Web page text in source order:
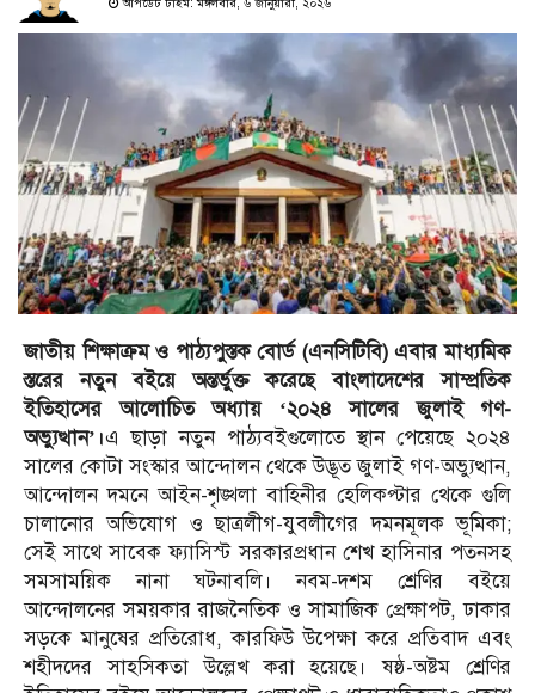
আপডেট টাইম: মঙ্গলবার, ৬ জানুয়ারী, ২০২৬
জাতীয় শিক্ষাক্রম ও পাঠ্যপুস্তক বোর্ড (এনসিটিবি) এবার মাধ্যমিক
স্তরের নতুন বইয়ে অন্তর্ভুক্ত করেছে বাংলাদেশের সাম্প্রতিক
ইতিহাসের আলোচিত অধ্যায় ‘২০২৪ সালের জুলাই গণ-
অভ্যুত্থান’।এ ছাড়া নতুন পাঠ্যবইগুলোতে স্থান পেয়েছে ২০২৪
সালের কোটা সংস্কার আন্দোলন থেকে উদ্ভূত জুলাই গণ-অভ্যুত্থান,
আন্দোলন দমনে আইন-শৃঙ্খলা বাহিনীর হেলিকপ্টার থেকে গুলি
চালানোর অভিযোগ ও ছাত্রলীগ-যুবলীগের দমনমূলক ভূমিকা;
সেই সাথে সাবেক ফ্যাসিস্ট সরকারপ্রধান শেখ হাসিনার পতনসহ
সমসাময়িক নানা ঘটনাবলি। নবম-দশম শ্রেণির বইয়ে
আন্দোলনের সময়কার রাজনৈতিক ও সামাজিক প্রেক্ষাপট, ঢাকার
সড়কে মানুষের প্রতিরোধ, কারফিউ উপেক্ষা করে প্রতিবাদ এবং
শহীদদের সাহসিকতা উল্লেখ করা হয়েছে। ষষ্ঠ-অষ্টম শ্রেণির